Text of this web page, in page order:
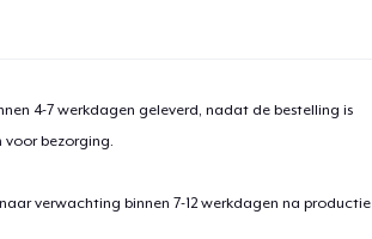
4-7 werkdagen geleverd, nadat de bestelling is
voor bezorging.
verwachting binnen 7-12 werkdagen na productie